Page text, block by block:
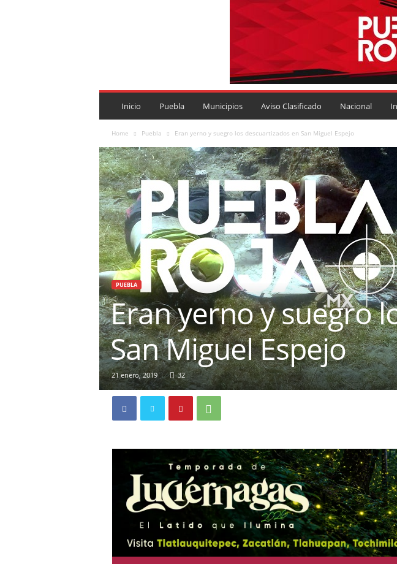
P
A
R
O
J
A
.
M
X
Inicio Puebla Municipios Aviso Clasificado Nacional
Home Puebla Eran yerno y suegro los descuartizados en San Miguel Espejo
PUEBLA
Eran yerno y suegro
San Miguel Espejo
21 enero, 2019 32